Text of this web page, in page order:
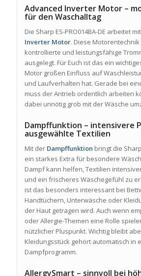
Advanced Inverter Motor –
für den Waschalltag
Die Sharp ES-PRO014BA-DE arbeitet
Inverter Motor. Diese
kontrollierte und leistungsfähige
ausgelegt. Für Euch ist das ein
Motor großen Einfluss auf
und Laufverhalten hat. Gerade bei
muss der Antrieb ordentlich arbeiten
dabei unnötig grob mit der Wäsche
Dampffunktion – intensivere
ausgewählte Textilien
Mit der Dampffunktion bringt die Sharp
ein starkes Extra für besondere
Dampf kann helfen, Textilien
und ein frischeres Wäschegefühl zu
ist das besonders interessant bei
Handtüchern, Unterwäsche oder
der Haut getragen wird. Auch wenn
oder Allergie-Themen eine Rolle
nützlicher Pluspunkt. Wichtig bleibt
Kleidungsstück gehört automatisch in
Dampfprogramm.
AllergySmart – sinnvoll bei